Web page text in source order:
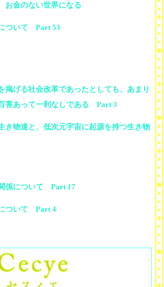
お金のない世界になる
ついて Part 53
掲げる社会改革であったとしても、あまり
害あって一利なしである Part 3
き物達と、低次元宇宙に起源を持つ生き物
係について Part 17
ついて Part 4